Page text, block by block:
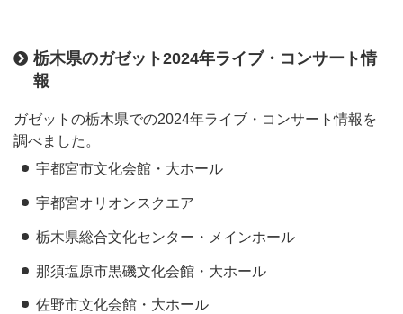
栃木県のガゼット2024年ライブ・コンサート情
報
ガゼットの栃木県での2024年ライブ・コンサート情報を
調べました。
宇都宮市文化会館・大ホール
宇都宮オリオンスクエア
栃木県総合文化センター・メインホール
那須塩原市黒磯文化会館・大ホール
佐野市文化会館・大ホール